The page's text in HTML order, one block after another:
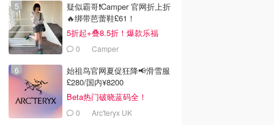
疑似霸哥❗️Camper 官网折上折
🔥绑带芭蕾鞋£61！
5折起+叠8.5折！爆款乐福
£68！
0 Camper
始祖鸟官网夏促狂降📢滑雪服
£280/国内¥8200
Beta热门破晓蓝码全！
0 Arc'teryx UK